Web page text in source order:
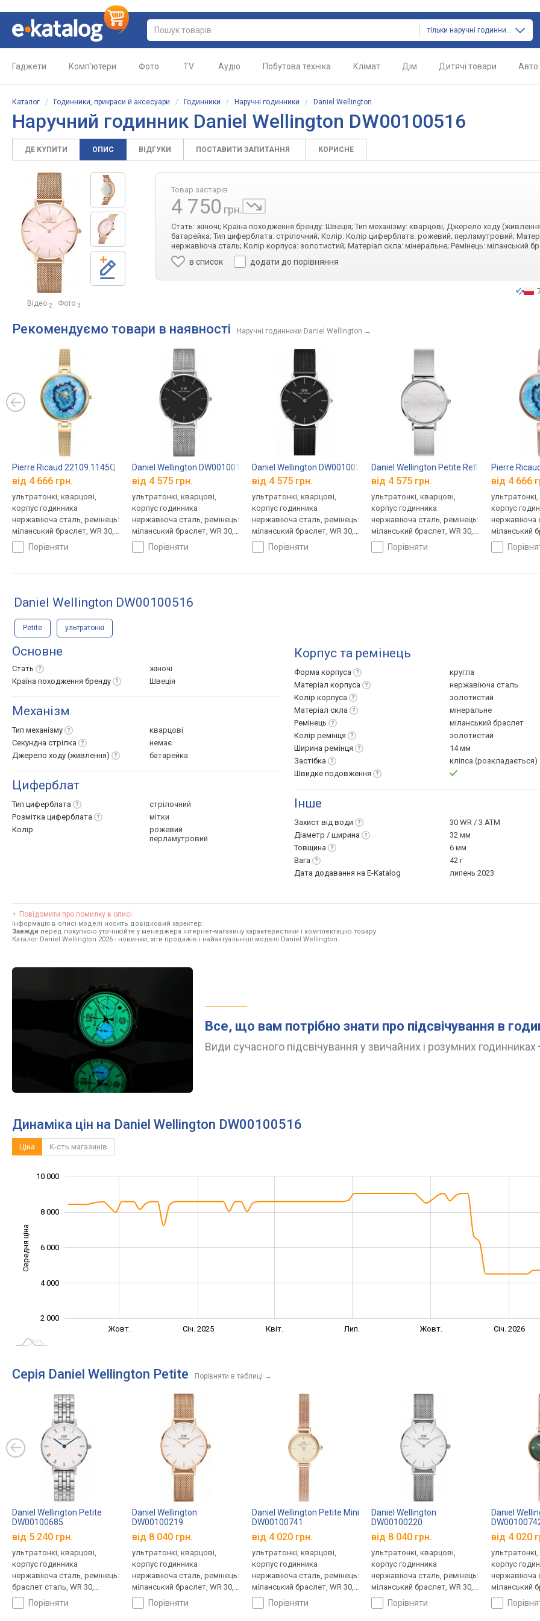
тільки наручні годинники
Гаджети Комп'ютери Фото TV Аудіо Побутова техніка Клімат Дім Дитячі товари Авто
Каталог / Годинники, прикраси й аксесуари / Годинники / Наручні годинники / Daniel Wellington
Наручний годинник Daniel Wellington DW00100516
ДЕ КУПИТИ ОПИС ВІДГУКИ ПОСТАВИТИ ЗАПИТАННЯ КОРИСНЕ
Відео 2 Фото 3
Товар застарів
4 750 грн.
Стать: жіночі; Країна походження бренду: Швеція; Тип механізму: кварцові; Джерело ходу
батарейка; Тип циферблата: стрілочний; Колір: Колір циферблата: рожевий; перламутровий;
нержавіюча сталь; Колір корпуса: золотистий; Матеріал скла: мінеральне; Ремінець: міланський
в список додати до порівняння
Рекомендуємо товари в наявності Наручні годинники Daniel Wellington →
Pierre Ricaud 22109.1145Q
від 4 666 грн.
ультратонкі, кварцові,
корпус годинника
нержавіюча сталь, ремінець:
міланський браслет, WR 30,
Німеччинапорівняти
Daniel Wellington DW00100162
від 4 575 грн.
ультратонкі, кварцові,
корпус годинника
нержавіюча сталь, ремінець:
міланський браслет, WR 30,
Швеціяпорівняти
Daniel Wellington DW00100202
від 4 575 грн.
ультратонкі, кварцові,
корпус годинника
нержавіюча сталь, ремінець:
міланський браслет, WR 30,
Швеціяпорівняти
Daniel Wellington Petite Reflection
від 4 575 грн.
ультратонкі, кварцові,
корпус годинника
нержавіюча сталь, ремінець:
міланський браслет, WR 30,
Швеціяпорівняти
Pierre
від 4 666
корпус
нержавіюча
міланський
Німеччина
Daniel Wellington DW00100516
Petite ультратонкі
Основне
Стать
жіночі
Країна походження бренду Швеція
Механізм
Тип механізму
кварцові
Секундна стрілка
немає
Джерело ходу (живлення) батарейка
Циферблат
Тип циферблата
стрілочний
Розмітка циферблата
мітки
Колір
рожевий
перламутровий
Корпус та ремінець
Форма корпуса
кругла
Матеріал корпуса
нержавіюча сталь
Колір корпуса
золотистий
Матеріал скла
мінеральне
Ремінець
міланський браслет
Колір ремінця
золотистий
Ширина ремінця
14 мм
Застібка
кліпса (розкладається)
Швидке подовження
Інше
Захист від води
30 WR / 3 ATM
Діаметр / ширина
32 мм
Товщина
6 мм
Вага
42 г
Дата додавання на E-Katalog
липень 2023
Повідомити про помилку в описі
Інформація в описі моделі носить довідковий характер.
Завжди перед покупкою уточнюйте у менеджера інтернет-магазину характеристики і комплектацію товару
Каталог Daniel Wellington 2026 - новинки, хіти продажів і найактуальніші моделі Daniel Wellington.
Все, що вам потрібно знати про підсвічування в
Види сучасного підсвічування у звичайних і розумних годинниках
Динаміка цін на Daniel Wellington DW00100516
Ціна К-сть магазинів
Середня ціна 10 000
2 000
4 000
6 000
8 000
10 000
Жовт. Січ. 2025 Квіт. Лип. Жовт. Січ. 2026
Серія Daniel Wellington Petite Порівняти в таблиці →
Daniel Wellington Petite
DW00100685
від 5 240 грн.
ультратонкі, кварцові,
корпус годинника
нержавіюча сталь, ремінець:
браслет сталь, WR 30,
Швеціяпорівняти
Daniel Wellington
DW00100219
від 8 040 грн.
ультратонкі, кварцові,
корпус годинника
нержавіюча сталь, ремінець:
міланський браслет, WR 30,
Швеціяпорівняти
Daniel Wellington Petite Mini
DW00100741
від 4 020 грн.
ультратонкі, кварцові,
корпус годинника
нержавіюча сталь, ремінець:
міланський браслет, WR 30,
Швеціяпорівняти
Daniel Wellington
DW00100220
від 8 040 грн.
ультратонкі, кварцові,
корпус годинника
нержавіюча сталь, ремінець:
міланський браслет, WR 30,
Швеціяпорівняти
Daniel
від 4 020
ультратонкі,
корпус
нержавіюча
міланський
Швеція